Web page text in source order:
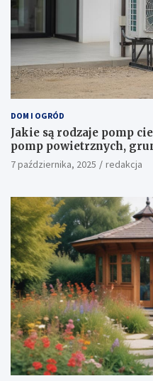
DOM I OGRÓD
Jakie są rodzaje pomp
pomp powietrznych,
7 października, 2025 redakcja